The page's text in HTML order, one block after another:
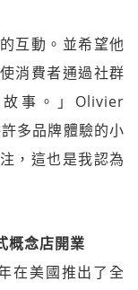
互動。並希望他
消費者通過社群
事。」Olivier
多品牌體驗的小
，這也是我認為
概念店開業
在美國推出了全